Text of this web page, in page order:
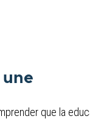
une
que la